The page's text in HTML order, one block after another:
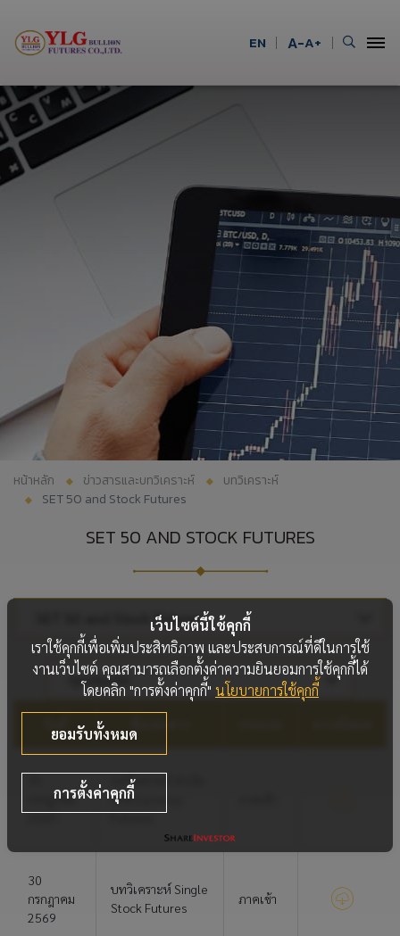
EN A-A+
หน้าหลัก ข่าวสารและบทวิเคราะห์
บทวิเคราะห์
SET 50 and Stock Futures
SET 50 AND STOCK FUTURES
SET 50 and Stock Futures
ทุกประเภท
กรกฎาคม
2569
บทวิเคราะห์ ค่าเงิน
บาท Currency
Futures
30
กรกฎาคม
2569
บทวิเคราะห์ Single
Stock Futures
ภาคเช้า
เว็บไซต์นี้ใช้คุกกี้
เราใช้คุกกี้เพื่อเพิ่มประสิทธิภาพ และประสบการณ์ที่ดีในการใช้
งานเว็บไซต์ คุณสามารถเลือกตั้งค่าความยินยอมการใช้คุกกี้ได้
โดยคลิก "การตั้งค่าคุกกี้" นโยบายการใช้คุกกี้
ยอมรับทั้งหมด
การตั้งค่าคุกกี้